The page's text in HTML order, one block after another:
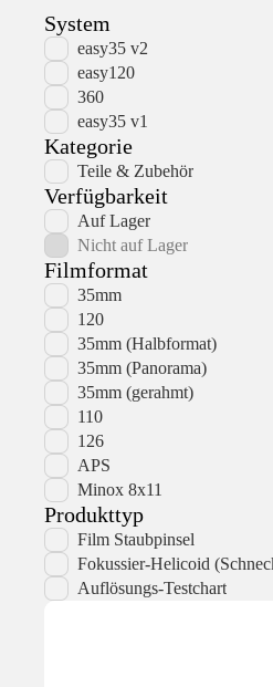
System
easy35 v2
easy120
360
easy35 v1
Kategorie
Teile & Zubehör
Verfügbarkeit
Auf Lager
Nicht auf Lager
Filmformat
35mm
120
35mm (Halbformat)
35mm (Panorama)
35mm (gerahmt)
110
126
APS
Minox 8x11
Produkttyp
Film Staubpinsel
Fokussier-Helicoid
Auflösungs-Testchart